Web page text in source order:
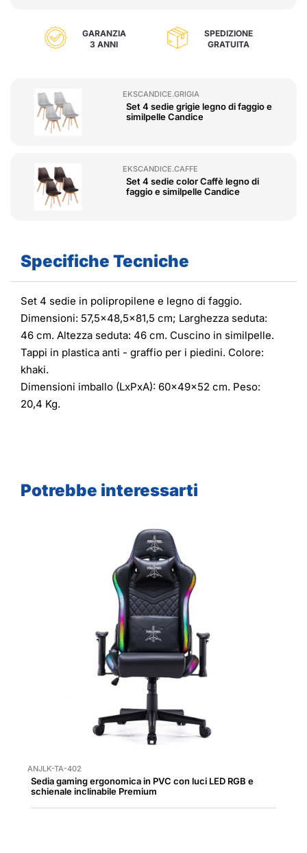
GARANZIA
3 ANNI
SPEDIZIONE
GRATUITA
EKSCANDICE.GRIGIA
Set 4 sedie grigie legno di faggio e
similpelle Candice
EKSCANDICE.CAFFE
Set 4 sedie color Caffè legno di
faggio e similpelle Candice
Specifiche Tecniche
Set 4 sedie in polipropilene e legno di faggio.
Dimensioni: 57,5x48,5x81,5 cm; Larghezza seduta:
46 cm. Altezza seduta: 46 cm. Cuscino in similpelle.
Tappi in plastica anti - graffio per i piedini. Colore:
khaki.
Dimensioni imballo (LxPxA): 60x49x52 cm. Peso:
20,4 Kg.
Potrebbe interessarti
ANJLK-TA-402
Sedia gaming ergonomica in PVC con luci LED RGB e
schienale inclinabile Premium